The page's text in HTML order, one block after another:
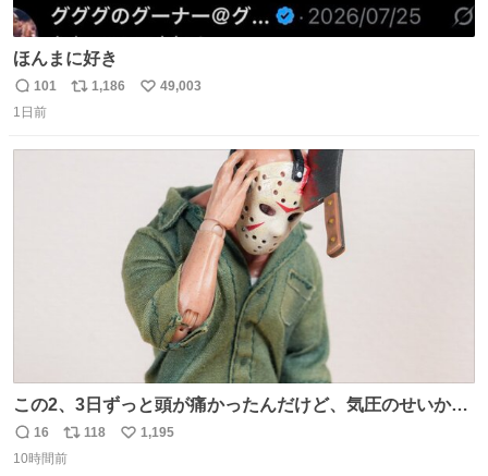
ほんまに好き
返
信
101
リ
1,186
い
49,003
1日前
この2、3日ずっと頭が痛かったんだけど、気圧のせいかし
ら…
返
信
16
リ
ポ
118
い
1,195
10時間前